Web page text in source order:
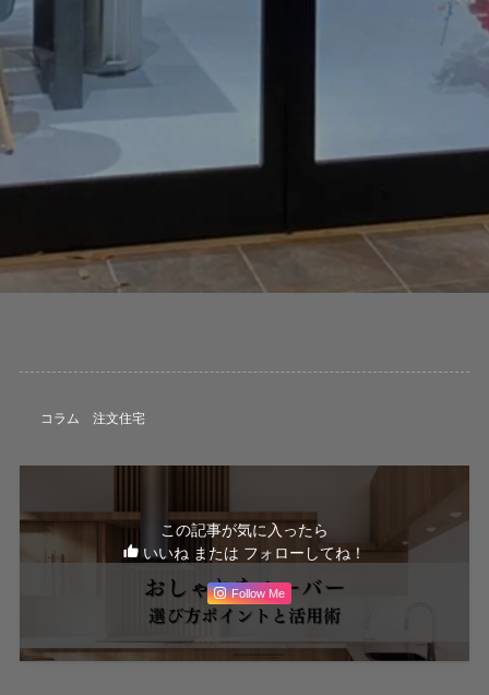
コラム 注文住宅
この記事が気に入ったら
いいね または フォローしてね！
Follow Me